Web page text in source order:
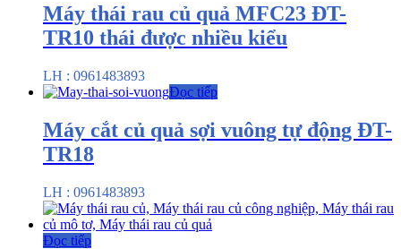
Máy thái rau củ quả MFC23 ĐT-
TR10 thái được nhiều kiểu
LH : 0961483893
Đọc tiếp
Máy cắt củ quả sợi vuông tự động ĐT-
TR18
LH : 0961483893
Đọc tiếp